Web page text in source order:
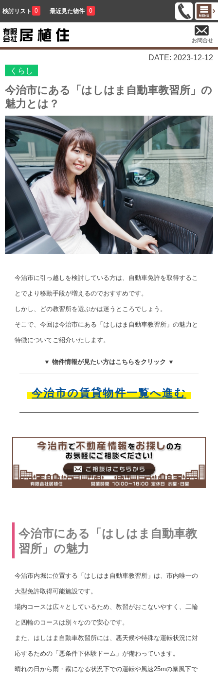
検討リスト 0 最近見た物件 0
お問合せ
DATE: 2023-12-12
くらし
今治市にある「はしはま自動車教習所」の
魅力とは？
今治市に引っ越しを検討している方は、自動車免許を取得するこ
とでより移動手段が増えるのでおすすめです。
しかし、どの教習所を選ぶかは迷うところでしょう。
そこで、今回は今治市にある「はしはま自動車教習所」の魅力と
特徴についてご紹介いたします。
▼ 物件情報が見たい方はこちらをクリック ▼
今治市の賃貸物件一覧へ進む
今治市にある「はしはま自動車教
習所」の魅力
今治市内堀に位置する「はしはま自動車教習所」は、市内唯一の
大型免許取得可能施設です。
場内コースは広々としているため、教習がおこないやすく、二輪
と四輪のコースは別々なので安心です。
また、はしはま自動車教習所には、悪天候や特殊な運転状況に対
応するための「悪条件下体験ドーム」が備わっています。
晴れの日から雨・霧になる状況下での運転や風速25mの暴風下で